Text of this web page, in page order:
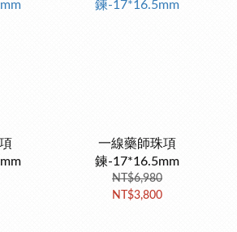
一線藥師珠項
鍊-17*16.5mm
NT$6,980
NT$3,800